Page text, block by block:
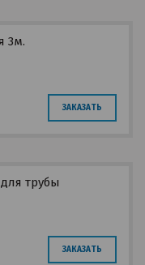
3м.
ЗАКАЗАТЬ
трубы
ЗАКАЗАТЬ